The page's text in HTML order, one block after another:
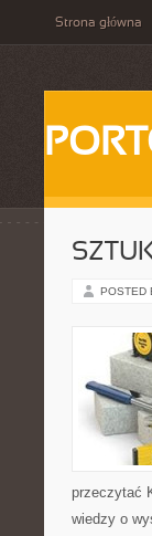
Strona główna
POSTED
przeczytać
wiedzy o